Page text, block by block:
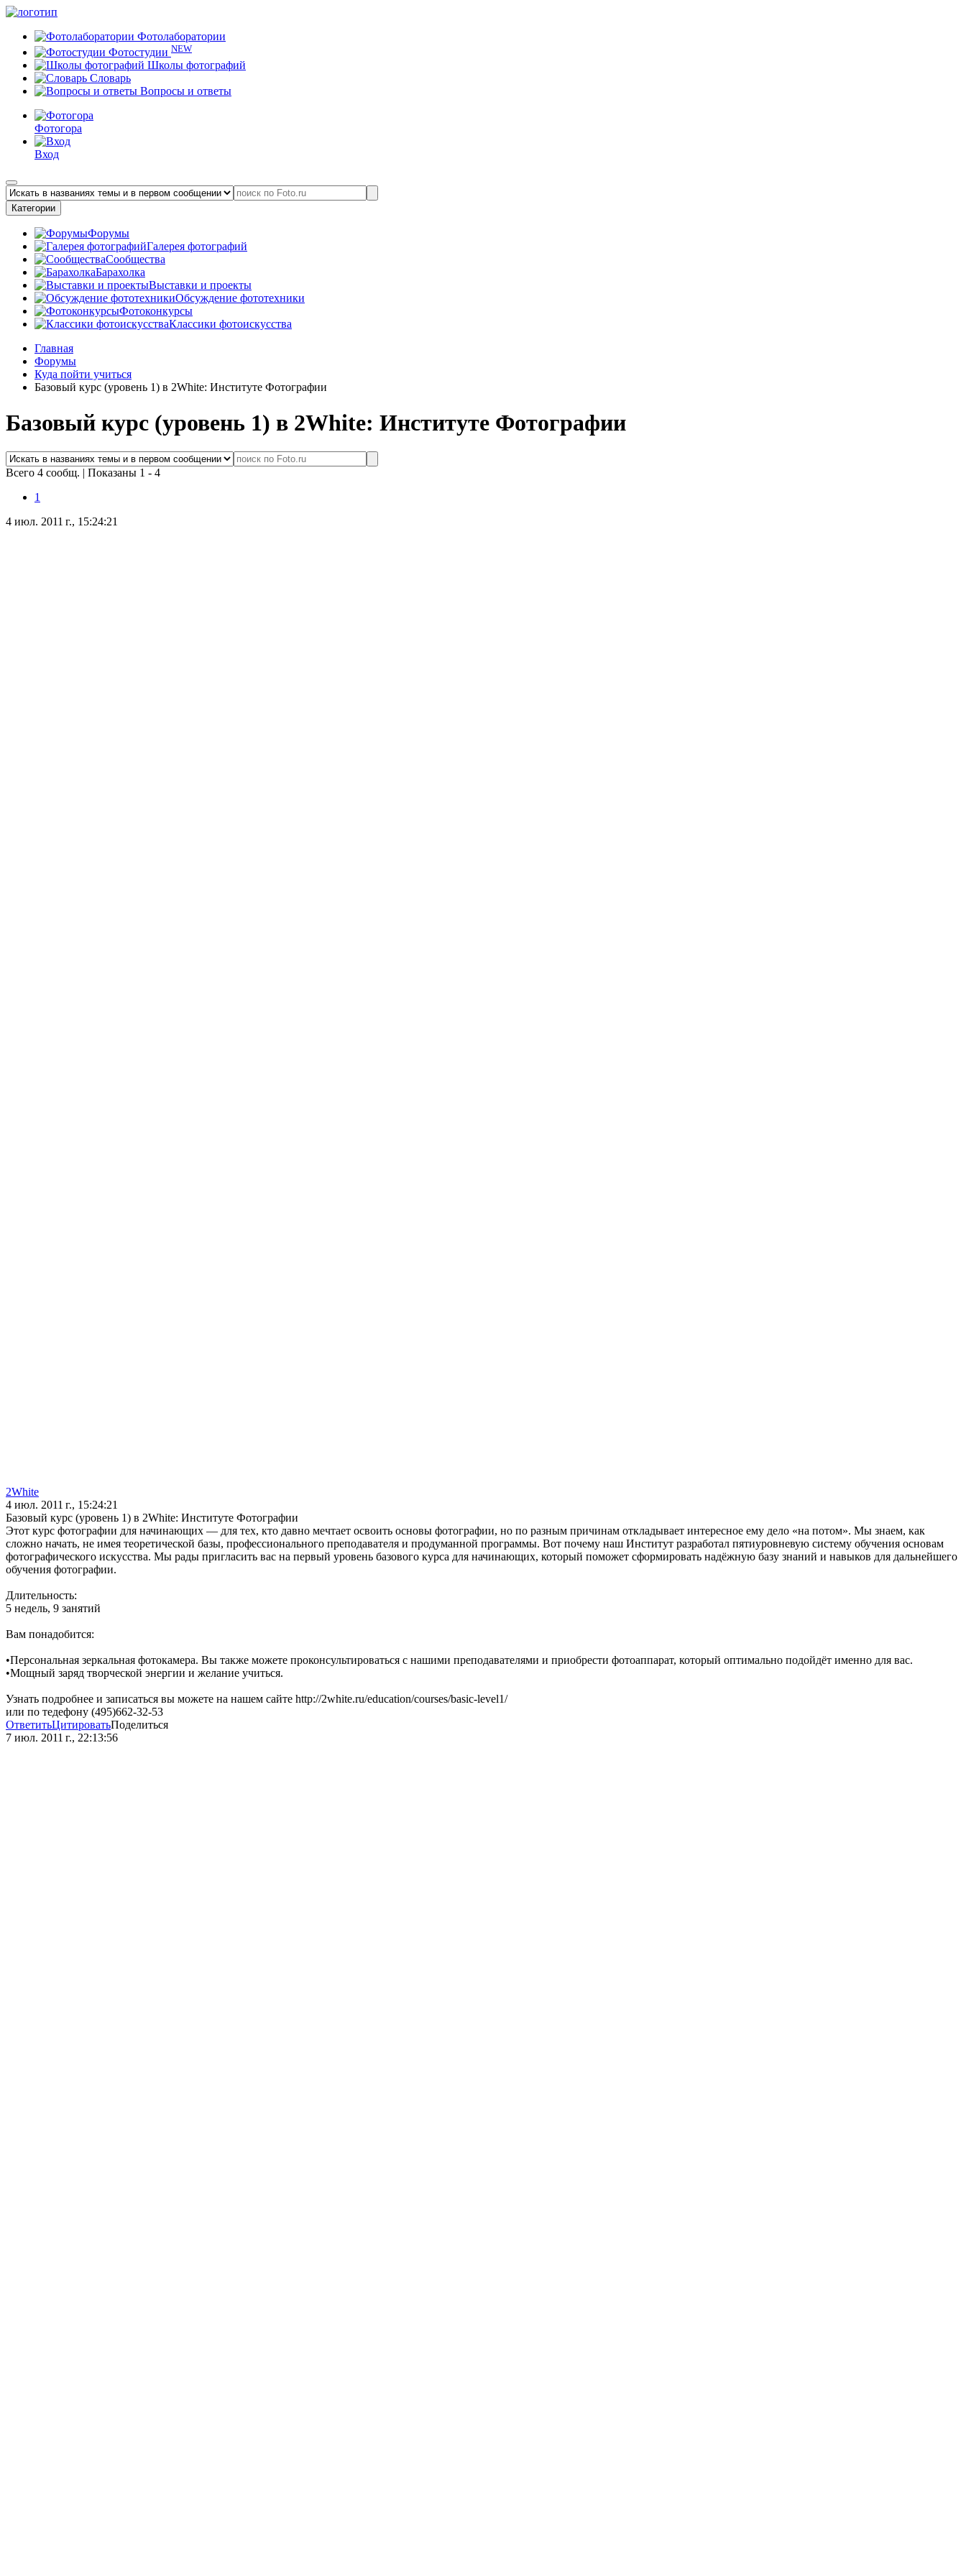
Фотолаборатории
Фотостудии NEW
Школы фотографий
Словарь
Вопросы и ответы
Фотогора
Вход
Категории
Форумы
Галерея фотографий
Сообщества
Барахолка
Выставки и проекты
Обсуждение фототехники
Фотоконкурсы
Классики фотоискусства
Главная
Форумы
Куда пойти учиться
Базовый курс (уровень 1) в 2White: Институте Фотографии
Базовый курс (уровень 1) в 2White: Институте Фотографии
Всего 4 сообщ. | Показаны 1 - 4
1
4 июл. 2011 г., 15:24:21
2White
4 июл. 2011 г., 15:24:21
Базовый курс (уровень 1) в 2White: Институте Фотографии
Этот курс фотографии для начинающих — для тех, кто давно мечтает освоить основы фотографии, но по разным причинам откладывает интересное ему дело «на потом». Мы знаем, как
сложно начать, не имея теоретической базы, профессионального преподавателя и продуманной программы. Вот почему наш Институт разработал пятиуровневую систему обучения основам
фотографического искусства. Мы рады пригласить вас на первый уровень базового курса для начинающих, который поможет сформировать надёжную базу знаний и навыков для дальнейшего
обучения фотографии.
Длительность:
5 недель, 9 занятий
Вам понадобится:
•Персональная зеркальная фотокамера. Вы также можете проконсультироваться с нашими преподавателями и приобрести фотоаппарат, который оптимально подойдёт именно для вас.
•Мощный заряд творческой энергии и желание учиться.
Узнать подробнее и записаться вы можете на нашем сайте http://2white.ru/education/courses/basic-level1/
или по тедефону (495)662-32-53
ОтветитьЦитироватьПоделиться
7 июл. 2011 г., 22:13:56